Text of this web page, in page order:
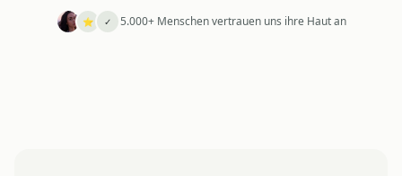
⭐ ✓ 5.000+ Menschen vertrauen uns ihre Haut an